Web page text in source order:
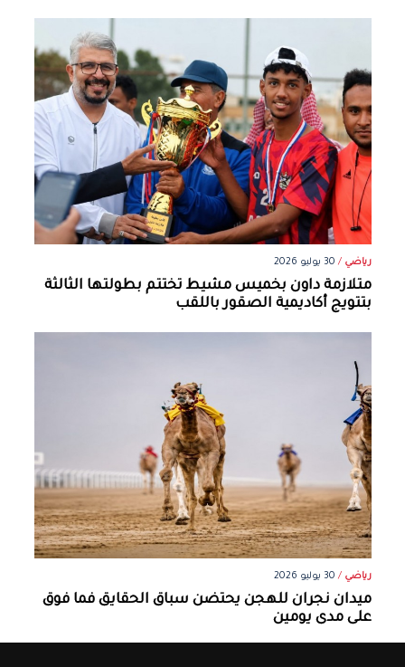
رياضي / 30 يوليو 2026
متلازمة داون بخميس مشيط تختتم بطولتها الثالثة
بتتويج أكاديمية الصقور باللقب
رياضي / 30 يوليو 2026
ميدان نجران للهجن يحتضن سباق الحقايق فما فوق
على مدى يومين